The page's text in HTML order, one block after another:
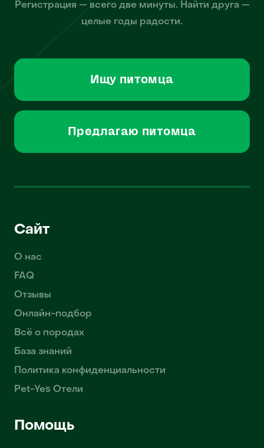
Регистрация — всего две минуты. Найти друга —
целые годы радости.
Ищу питомца
Предлагаю питомца
Сайт
О нас
FAQ
Отзывы
Онлайн-подбор
Всё о породах
База знаний
Политика конфиденциальности
Pet-Yes Отели
Помощь